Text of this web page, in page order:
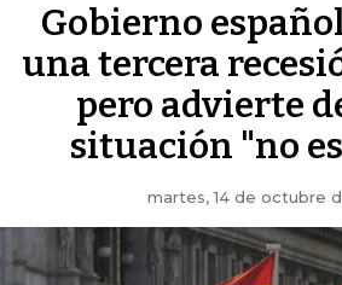
Gobierno
una tercera
pero advierte
situación "no
martes, 14 de octubre